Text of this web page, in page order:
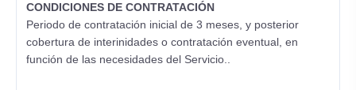
CONDICIONES DE CONTRATACIÓN
Periodo de contratación inicial de 3 meses, y posterior
cobertura de interinidades o contratación eventual, en
función de las necesidades del Servicio..